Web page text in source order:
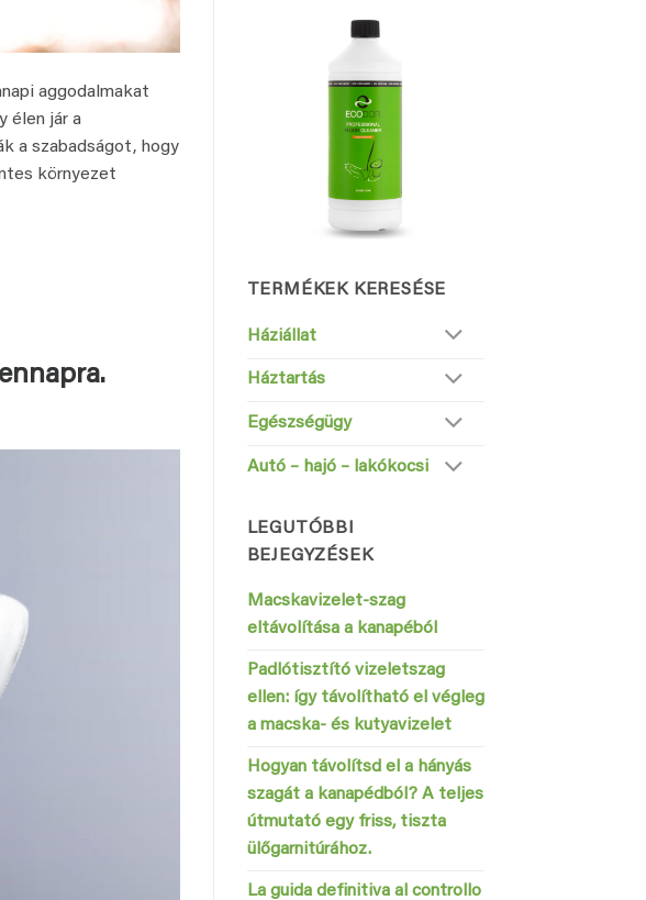
aggodalmakat
élen jár a
a szabadságot, hogy
környezet
TERMÉKEK KERESÉSE
Háziállat
Háztartás
Egészségügy
Autó – hajó – lakókocsi
LEGUTÓBBI
BEJEGYZÉSEK
Macskavizelet-szag
eltávolítása a kanapéból
Padlótisztító vizeletszag
ellen: így távolítható el végleg
a macska- és kutyavizelet
Hogyan távolítsd el a hányás
szagát a kanapédból? A teljes
útmutató egy friss, tiszta
ülőgarnitúrához.
La guida definitiva al controllo